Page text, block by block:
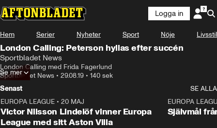
Logga in
Hem Serier Nyheter Sport Nöje Livsstil
London Calling: Peterson hyllas efter succén
Sportbladet News
London Calling med Frida Fagerlund
Sportbladet News • 29.08.19 • 140 sek
Se mer
Senast
SE ALLA
EUROPA LEAGUE • 20 MAJ
Victor Nilsson Lindelöf vinner Europa
League med sitt Aston Villa
EUROPA
Självmål